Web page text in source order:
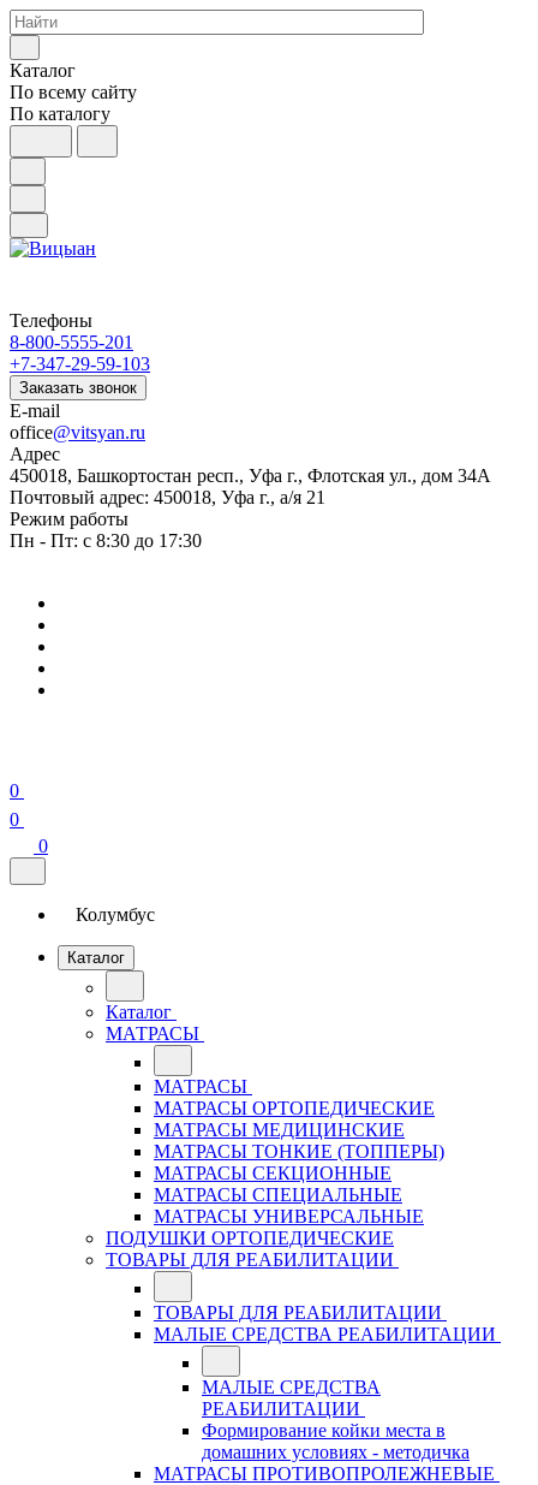
Каталог
По всему сайту
По каталогу
Телефоны
8-800-5555-201
+7-347-29-59-103
Заказать звонок
E-mail
office@vitsyan.ru
Адрес
450018, Башкортостан респ., Уфа г., Флотская ул., дом 34А
Почтовый адрес: 450018, Уфа г., а/я 21
Режим работы
Пн - Пт: с 8:30 до 17:30
0
0
0
Колумбус
Каталог
Каталог
МАТРАСЫ
МАТРАСЫ
МАТРАСЫ ОРТОПЕДИЧЕСКИЕ
МАТРАСЫ МЕДИЦИНСКИЕ
МАТРАСЫ ТОНКИЕ (ТОППЕРЫ)
МАТРАСЫ СЕКЦИОННЫЕ
МАТРАСЫ СПЕЦИАЛЬНЫЕ
МАТРАСЫ УНИВЕРСАЛЬНЫЕ
ПОДУШКИ ОРТОПЕДИЧЕСКИЕ
ТОВАРЫ ДЛЯ РЕАБИЛИТАЦИИ
ТОВАРЫ ДЛЯ РЕАБИЛИТАЦИИ
МАЛЫЕ СРЕДСТВА РЕАБИЛИТАЦИИ
МАЛЫЕ СРЕДСТВА
РЕАБИЛИТАЦИИ
Формирование койки места в
домашних условиях - методичка
МАТРАСЫ ПРОТИВОПРОЛЕЖНЕВЫЕ